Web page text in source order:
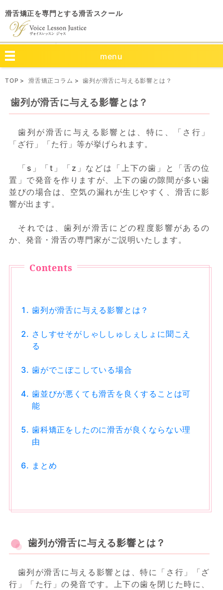
滑舌矯正を専門とする滑舌スクール
menu
TOP 滑舌矯正コラム 歯列が滑舌に与える影響とは？
歯列が滑舌に与える影響とは？
歯列が滑舌に与える影響とは、特に、「さ行」
「ざ行」「た行」等が挙げられます。
「s」「t」「z」などは「上下の歯」と「舌の位
置」で発音を作りますが、上下の歯の隙間が多い歯
並びの場合は、空気の漏れが生じやすく、滑舌に影
響が出ます。
それでは、歯列が滑舌にどの程度影響があるの
か、発音・滑舌の専門家がご説明いたします。
歯列が滑舌に与える影響とは？
さしすせそがしゃししゅしぇしょに聞こえ
る
歯がでこぼこしている場合
歯並びが悪くても滑舌を良くすることは可
能
歯科矯正をしたのに滑舌が良くならない理
由
まとめ
歯列が滑舌に与える影響とは？
歯列が滑舌に与える影響とは、特に「さ行」「ざ
行」「た行」の発音です。上下の歯を閉じた時に、